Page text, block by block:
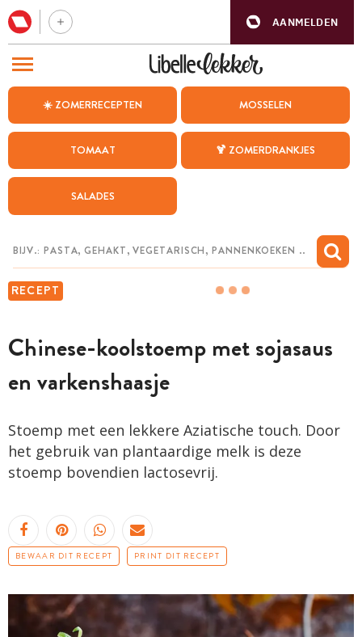
AANMELDEN
☀️ ZOMERRECEPTEN MOSSELEN
TOMAAT 🍹 ZOMERDRANKJES
SALADES
RECEPT
Chinese-koolstoemp met sojasaus
en varkenshaasje
Stoemp met een lekkere Aziatische touch. Door
het gebruik van plantaardige melk is deze
stoemp bovendien lactosevrij.
BEWAAR DIT RECEPT PRINT DIT RECEPT
BEZOEK ONZE ANDERE WEBSITES
WEEKMENU
CHAT MET MAIA
MIJN BEWAARDE RECEPTEN